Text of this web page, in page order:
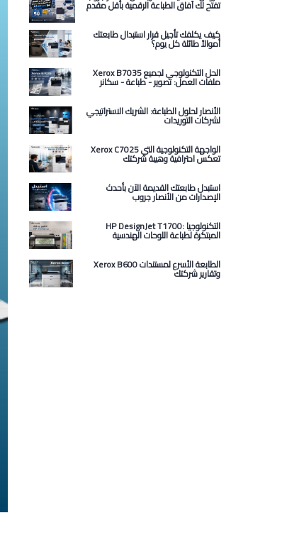
تفتح لك آفاق الطباعة الرقمية بأقل مقدم
كيف يكلفك تأجيل قرار استبدال طابعتك
أموالاً طائلة كل يوم؟
Xerox B7035 الحل التكنولوجي لجميع
ملفات العمل: تصوير - طباعة - سكانر
الأنصار لحلول الطباعة: الشريك الاستراتيجي
لشركات التوريدات
Xerox C7025 الواجهة التكنولوجية التي
تعكس احترافية وهيبة شركتك
استبدل طابعتك القديمة الآن بأحدث
الإصدارات من الأنصار جروب
HP DesignJet T1700: التكنولوجيا
المبتكرة لطباعة اللوحات الهندسية
Xerox B600 الطابعة الأسرع لمستندات
وتقارير شركتك